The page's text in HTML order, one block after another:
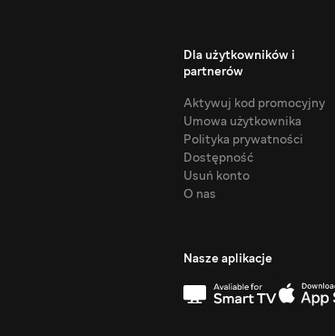
Dla użytkowników i
partnerów
Aktywuj kod promocyjny
Umowa użytkownika
Polityka prywatności
Dostępność
Usuń konto
O nas
Nasze aplikacje